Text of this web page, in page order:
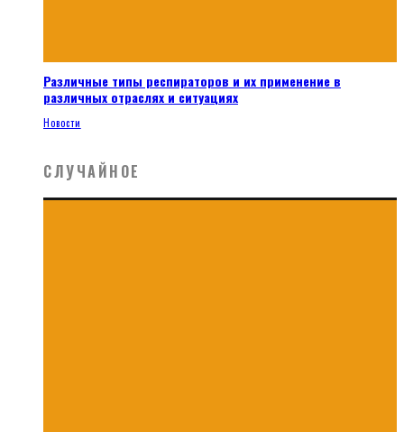
Различные типы респираторов и их применение в
различных отраслях и ситуациях
Новости
СЛУЧАЙНОЕ